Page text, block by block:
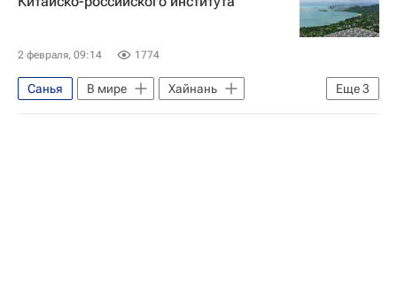
2 февраля, 09:14 1774
Еще3
Санья В мире
Хайнань
Россия
Владимир Путин